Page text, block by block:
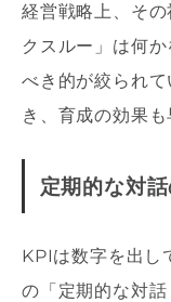
経営戦略上、そ
クスルー」は何
べき的が絞られ
き、育成の効果も
定期的な対
KPIは数字を出し
の「定期的な対